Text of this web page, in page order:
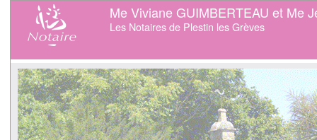
Me Viviane GUIMBERTEAU et Me
Les Notaires de Plestin les Grèves